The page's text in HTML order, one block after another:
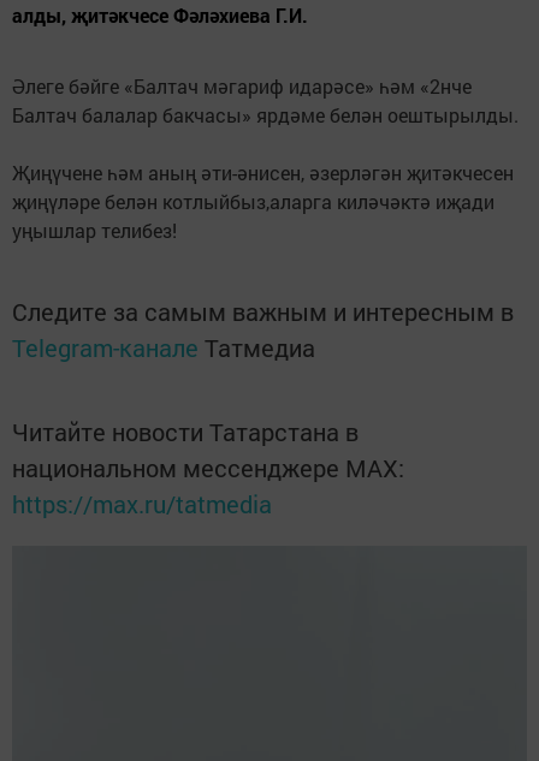
алды, җитәкчесе Фәләхиева Г.И.
Әлеге бәйге «Балтач мәгариф идарәсе» һәм «2нче
Балтач балалар бакчасы» ярдәме белән оештырылды.
Җиңүчене һәм аның әти-әнисен, әзерләгән җитәкчесен
җиңүләре белән котлыйбыз,аларга киләчәктә иҗади
уңышлар телибез!
Следите за самым важным и интересным в
Telegram-канале Татмедиа
Читайте новости Татарстана в
национальном мессенджере MАХ:
https://max.ru/tatmedia